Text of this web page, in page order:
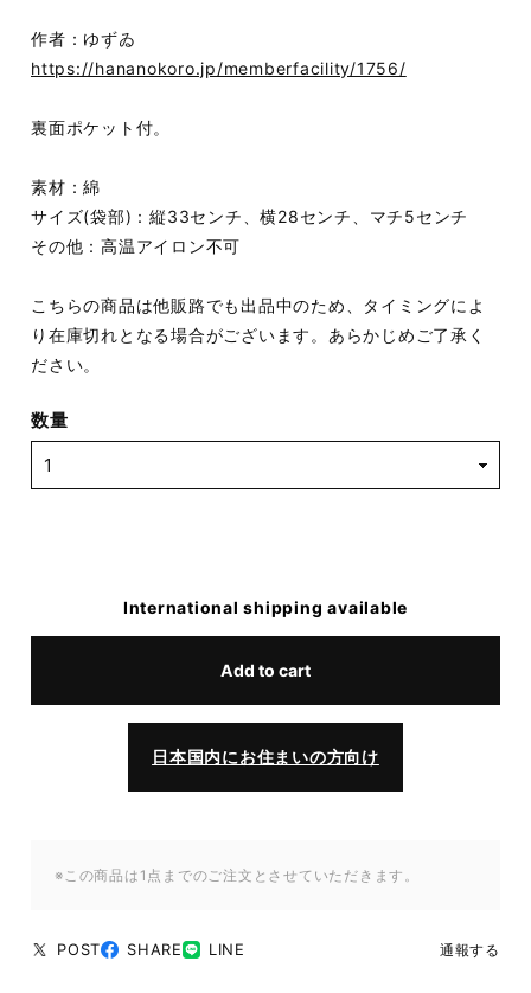
作者：ゆずゐ
https://hananokoro.jp/memberfacility/1756/
裏面ポケット付。
素材：綿
サイズ(袋部)：縦33センチ、横28センチ、マチ5センチ
その他：高温アイロン不可
こちらの商品は他販路でも出品中のため、タイミングによ
り在庫切れとなる場合がございます。あらかじめご了承く
ださい。
数量
International shipping available
Add to cart
日本国内にお住まいの方向け
※この商品は1点までのご注文とさせていただきます。
POST SHARE LINE 通報する